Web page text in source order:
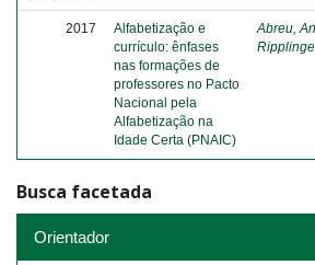
2017
Alfabetização e
currículo: ênfases
nas formações de
professores no Pacto
Nacional pela
Alfabetização na
Idade Certa (PNAIC)
Abreu,
Busca facetada
Orientador